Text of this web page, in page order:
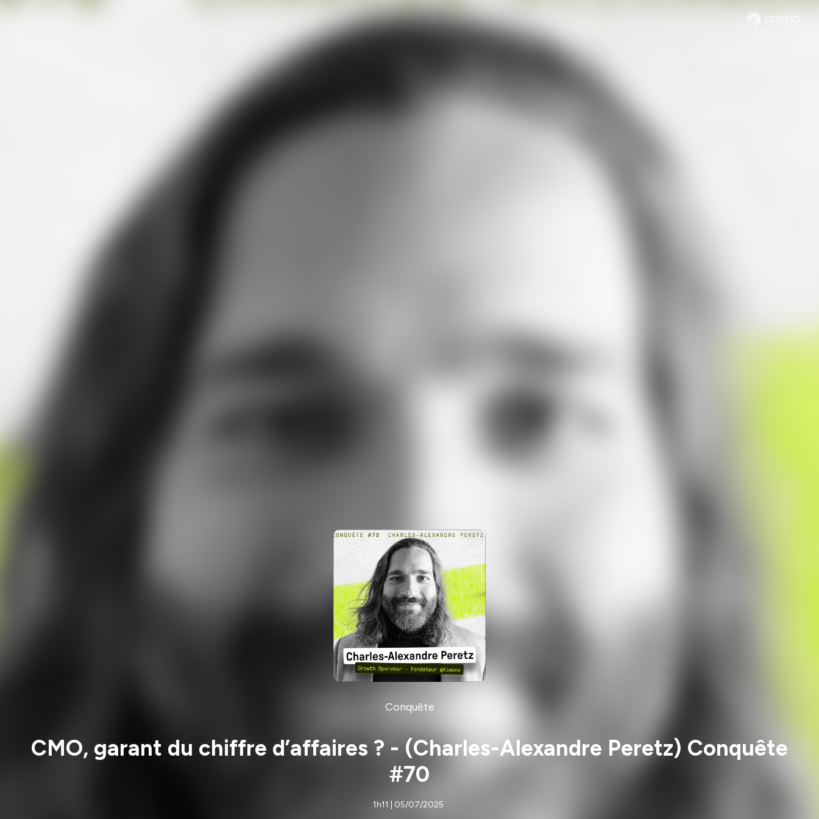
Conquête
CMO, garant du chiffre d’affaires ? - (Charles-Alexandre Peretz) Conquête
#70
1h11 | 05/07/2025